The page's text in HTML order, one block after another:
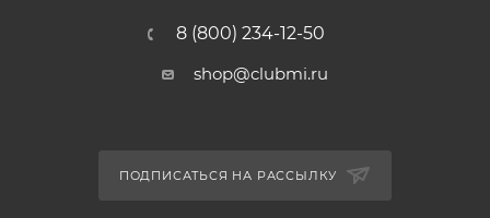
8 (800) 234-12-50
shop@clubmi.ru
ПОДПИСАТЬСЯ НА РАССЫЛКУ